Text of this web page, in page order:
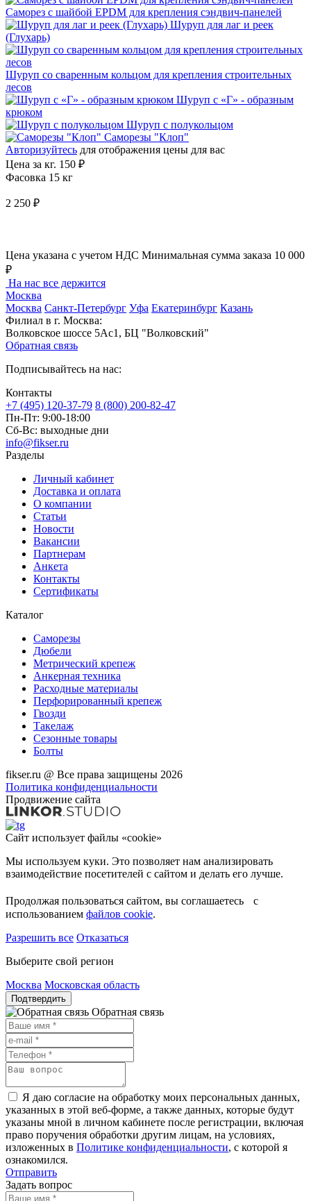
Саморез с шайбой EPDM для крепления сэндвич-панелей
Шуруп для лаг и реек
(Глухарь)
Шуруп со сваренным кольцом для крепления строительных
лесов
Шуруп с «Г» - образным
крюком
Шуруп с полукольцом
Саморезы "Клоп"
Авторизуйтесь для отображения цены для вас
Цена за кг. 150 ₽
Фасовка 15 кг
2 250 ₽
Цена указана с учетом НДС Минимальная сумма заказа 10 000
₽
На нас все держится
Москва
Москва Санкт-Петербург Уфа Екатеринбург Казань
Филиал в г. Москва:
Волковское шоссе 5Ас1, БЦ "Волковский"
Обратная связь
Подписывайтесь на нас:
Контакты
+7 (495) 120-37-79 8 (800) 200-82-47
Пн-Пт: 9:00-18:00
Сб-Вс: выходные дни
info@fikser.ru
Разделы
Личный кабинет
Доставка и оплата
О компании
Статьи
Новости
Вакансии
Партнерам
Анкета
Контакты
Сертификаты
Каталог
Саморезы
Дюбели
Метрический крепеж
Анкерная техника
Расходные материалы
Перфорированный крепеж
Гвозди
Такелаж
Сезонные товары
Болты
fikser.ru @ Все права защищены 2026
Политика конфиденциальности
Продвижение сайта
Сайт использует файлы «cookie»
Мы используем куки. Это позволяет нам анализировать
взаимодействие посетителей с сайтом и делать его лучше.
Продолжая пользоваться сайтом, вы соглашаетесь с
использованием файлов cookie.
Разрешить все Отказаться
Выберите свой регион
Москва Московская область
Подтвердить
Обратная связь
Я даю согласие на обработку моих персональных данных,
указанных в этой веб-форме, а также данных, которые будут
указаны мной в личном кабинете после регистрации, включая
право поручения обработки другим лицам, на условиях,
изложенных в Политике конфиденциальности, с которой я
ознакомился.
Отправить
Задать вопрос